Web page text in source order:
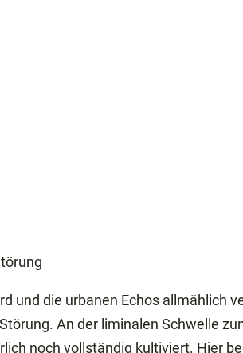
und die urbanen Echos allmählich
An der liminalen Schwelle
noch vollständig kultiviert. Hier